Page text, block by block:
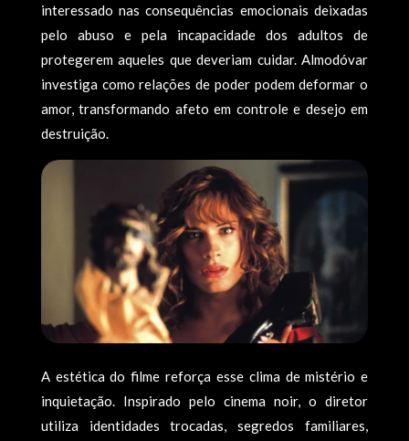
interessado nas consequências emocionais deixadas
pelo abuso e pela incapacidade dos adultos de
protegerem aqueles que deveriam cuidar. Almodóvar
investiga como relações de poder podem deformar o
amor, transformando afeto em controle e desejo em
destruição.
A estética do filme reforça esse clima de mistério e
inquietação. Inspirado pelo cinema noir, o diretor
utiliza identidades trocadas, segredos familiares,